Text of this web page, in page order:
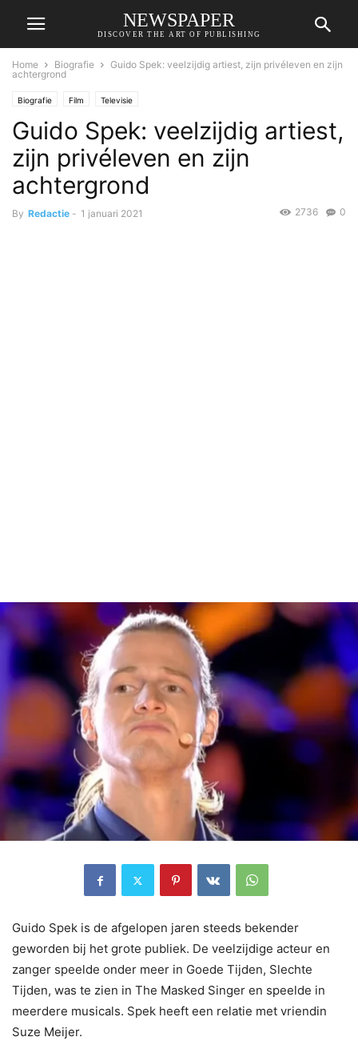
NEWSPAPER
DISCOVER THE ART OF PUBLISHING
Home Biografie
Guido Spek: veelzijdig artiest, zijn privéleven en zijn
achtergrond
Biografie Film Televisie
Guido Spek: veelzijdig artiest,
zijn privéleven en zijn
achtergrond
By Redactie - 1 januari 2021 0
2736
Guido Spek is de afgelopen jaren steeds bekender
geworden bij het grote publiek. De veelzijdige acteur en
zanger speelde onder meer in Goede Tijden, Slechte
Tijden, was te zien in The Masked Singer en speelde in
meerdere musicals. Spek heeft een relatie met vriendin
Suze Meijer.